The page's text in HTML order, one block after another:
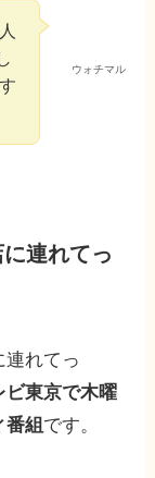
ウォチマル
連れてっ
連れてっ
ビ東京で木曜
組 です。